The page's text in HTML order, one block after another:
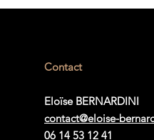
Contact
Eloïse BERNARDINI
contact@eloise-
06 14 53 12 41